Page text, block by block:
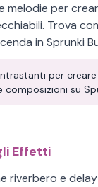
melodie per
Trova
in Sprunki
per
composizioni su
Effetti
riverbero e